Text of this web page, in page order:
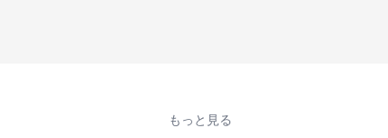
もっと見る